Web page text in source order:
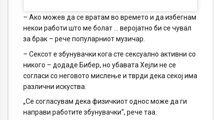
– Ако можев да се вратам во времето и да избегнам
некои работи што ме болат … веројатно би се чувал
за брак – рече популарниот музичар.
– Сексот е збунувачки кога сте сексуално активни со
никого – додаде Бибер, но убавата Хејли не се
согласи со неговото мислење и тврди дека секој има
различни искуства.
„Се согласувам дека физичкиот однос може да ги
направи работите збунувачки“, рече таа.